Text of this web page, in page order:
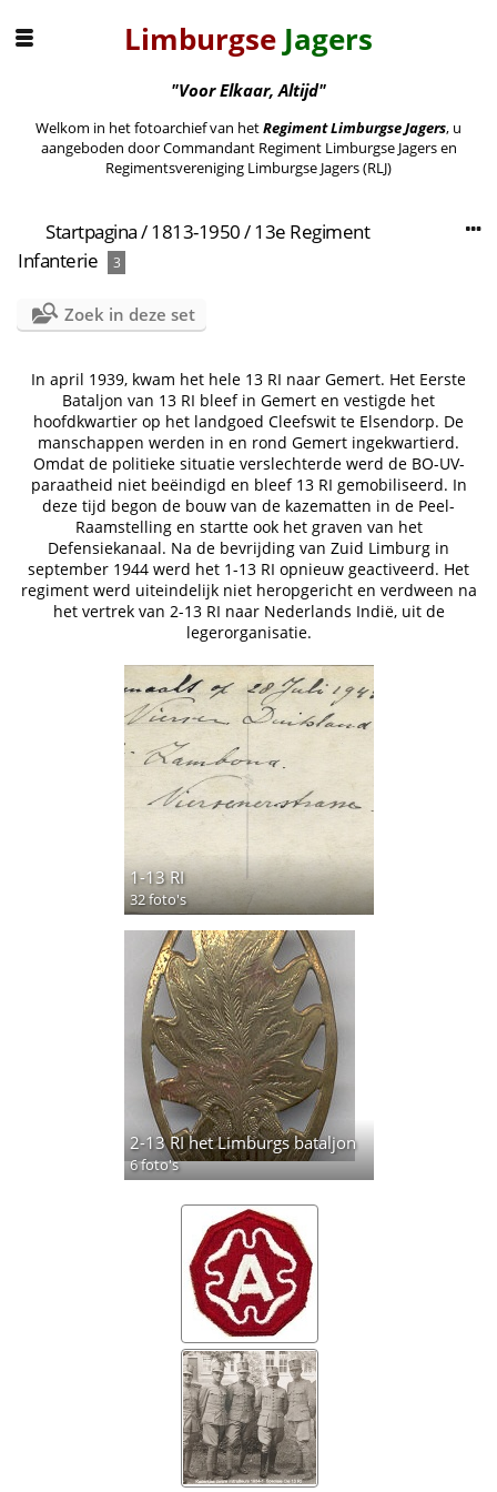
Limburgse Jagers
"Voor Elkaar, Altijd"
Welkom in het fotoarchief van hetRegiment Limburgse Jagers, u
aangeboden door Commandant Regiment Limburgse Jagers en
Regimentsvereniging Limburgse Jagers (RLJ)
Startpagina/1813-1950/13e Regiment
Infanterie
3
Zoek in deze set
In april 1939, kwam het hele 13 RI naar Gemert. Het Eerste
Bataljon van 13 RI bleef in Gemert en vestigde het
hoofdkwartier op het landgoed Cleefswit te Elsendorp. De
manschappen werden in en rond Gemert ingekwartierd.
Omdat de politieke situatie verslechterde werd de BO-UV-
paraatheid niet beëindigd en bleef 13 RI gemobiliseerd. In
deze tijd begon de bouw van de kazematten in de Peel-
Raamstelling en startte ook het graven van het
Defensiekanaal. Na de bevrijding van Zuid Limburg in
september 1944 werd het 1-13 RI opnieuw geactiveerd. Het
regiment werd uiteindelijk niet heropgericht en verdween na
het vertrek van 2-13 RI naar Nederlands Indië, uit de
legerorganisatie.
1-13 RI
32 foto's
2-13 RI het Limburgs bataljon
6 foto's